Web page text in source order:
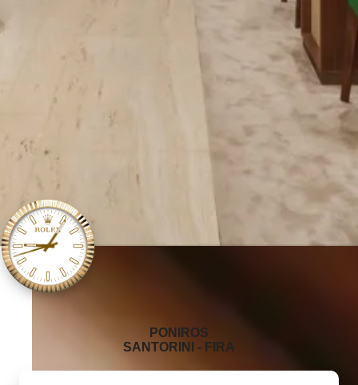
‭PONIROS
SANTORINI - FIRA‬